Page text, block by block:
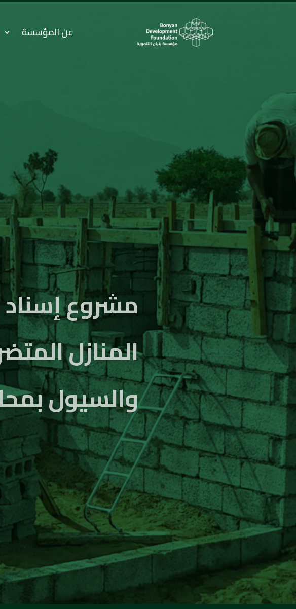
تمثل عملية إعادة الإعمار خطوة محورية نحو
التعافي المجتمعي وتعزيز القدرة على
واستجابةً لتوجيه السيد القائد/عبد الملك
الحوثي -يحفظه اﻟﻠﻪ- قامت المؤسسة
بتنفيذ مشروع إسناد مبادرات إعادة تأهيل
المتضررة من الكوارث والسيول بمحافظة الحديدة
من تدخل تنموي شامل يستهدف تمكين
المحلية، ليس فقط من تجاوز آثار الكوارث، وإنما
الأزمة إلى فرصة لبناء قدرات ذاتية وتحفيز
الجماعي وتحقيق تنمية مستدامة وقد اعتمد
البرنامج على نهج تشاركي يركز على إشراك
جميع مراحل العمل، بدءًا من التخطيط، ومرورًا
وانتهاءً بالمتابعة والتقييم، لضمان تحقيق
مستويات الفاعلية والاستدامة كما سعى إلى
المبادرات المجتمعية، وتفعيل دور الجمعيات
وبناء شراكات مع السلطة المحلية وفاعلي الخير
عن المؤسسة